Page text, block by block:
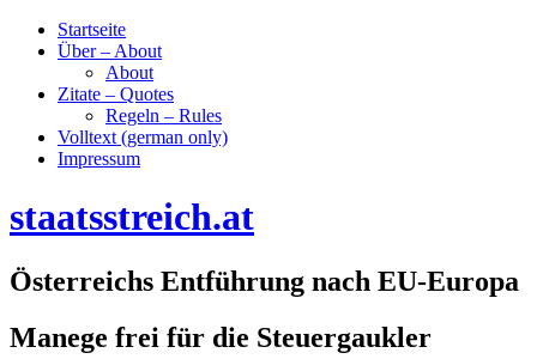
Startseite
Über – About
About
Zitate – Quotes
Regeln – Rules
Volltext (german only)
Impressum
staatsstreich.at
Österreichs Entführung nach EU-Europa
Manege frei für die Steuergaukler